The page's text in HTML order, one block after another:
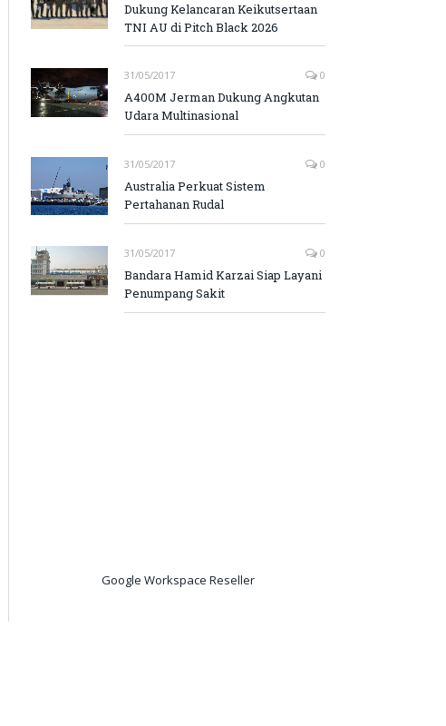
Dukung Kelancaran Keikutsertaan
TNI AU di Pitch Black 2026
31/05/2017 0
A400M Jerman Dukung Angkutan
Udara Multinasional
31/05/2017 0
Australia Perkuat Sistem
Pertahanan Rudal
31/05/2017 0
Bandara Hamid Karzai Siap Layani
Penumpang Sakit
Google Workspace Reseller